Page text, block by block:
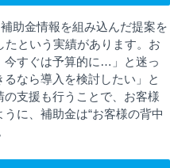
助金情報を組み込んだ提案を
たという実績があります。お
今すぐは予算的に…」と迷っ
なら導入を検討したい」と
支援も行うことで、お客様
に、補助金は“お客様の背中